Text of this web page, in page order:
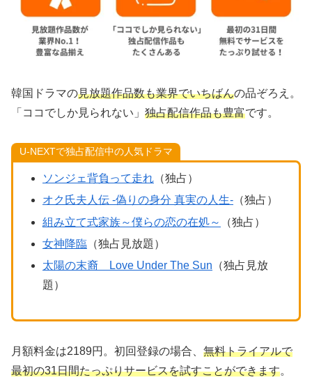
韓国ドラマの見放題作品数も業界でいちばんの品ぞろえ。
「ココでしか見られない」 独占配信作品も豊富です。
U-NEXTで独占配信中の人気ドラマ
ソンジェ背負って走れ（独占）
オク氏夫人伝 -偽りの身分 真実の人生-（独占）
組み立て式家族～僕らの恋の在処～
（独占）
女神降臨（独占見放題）
太陽の末裔 Love Under The Sun （独占見放
題）
月額料金は2189円。初回登録の場合、 無料トライアルで
最初の31日間たっぷりサービスを試すことができます。